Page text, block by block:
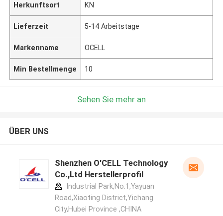
Herkunftsort KN
Lieferzeit 5-14 Arbeitstage
Markenname OCELL
Min Bestellmenge 10
Sehen Sie mehr an
ÜBER UNS
Shenzhen O'CELL Technology
Co.,Ltd Herstellerprofil
Industrial Park,No.1,Yayuan
Road,Xiaoting District,Yichang
City,Hubei Province ,CHINA